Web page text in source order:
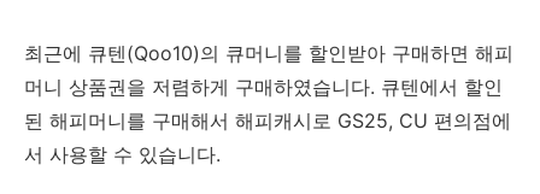
최근에 큐텐(Qoo10)의 큐머니를 할인받아 구매하면 해피
머니 상품권을 저렴하게 구매하였습니다. 큐텐에서 할인
된 해피머니를 구매해서 해피캐시로 GS25, CU 편의점에
서 사용할 수 있습니다.